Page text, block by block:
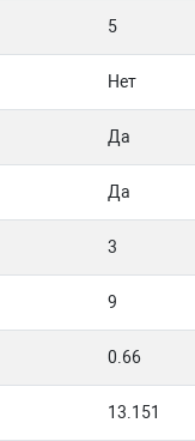
5
Нет
Да
Да
3
9
0.66
13.151